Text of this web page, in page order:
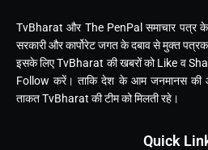
TvBharat और The PenPal समाचार पत्र के
सरकारी और कार्पोरेट जगत के दबाव से मुक्त
इसके लिए TvBharat की खबरों को Like व
Follow करें। ताकि देश के आम जनमानस की
ताकत TvBharat की टीम को मिलती रहे।
Quick